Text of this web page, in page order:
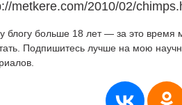
metkere.com/2010/02/
блогу больше 18 лет — за это время
Подпишитесь лучше на мою